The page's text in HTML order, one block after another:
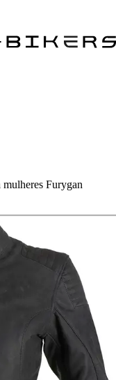
Furygan